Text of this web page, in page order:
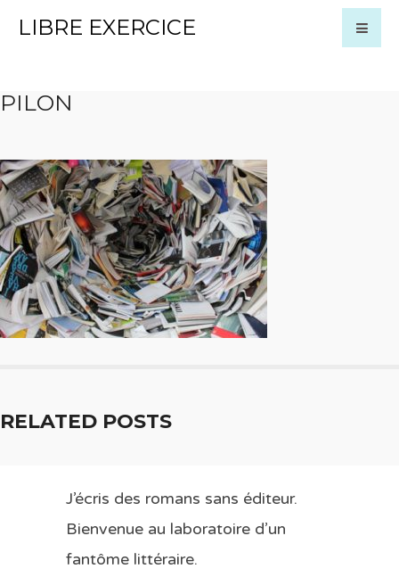
LIBRE EXERCICE
PILON
RELATED POSTS
J’écris des romans sans éditeur.
Bienvenue au laboratoire d’un
fantôme littéraire.